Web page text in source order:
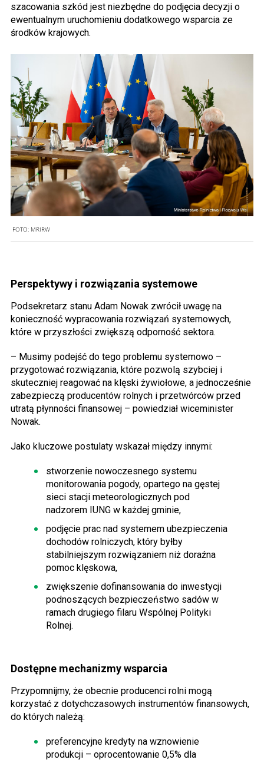
szacowania szkód jest niezbędne do podjęcia decyzji o
ewentualnym uruchomieniu dodatkowego wsparcia ze
środków krajowych.
FOTO: MRIRW
Perspektywy i rozwiązania systemowe
Podsekretarz stanu Adam Nowak zwrócił uwagę na
konieczność wypracowania rozwiązań systemowych,
które w przyszłości zwiększą odporność sektora.
– Musimy podejść do tego problemu systemowo –
przygotować rozwiązania, które pozwolą szybciej i
skuteczniej reagować na klęski żywiołowe, a jednocześnie
zabezpieczą producentów rolnych i przetwórców przed
utratą płynności finansowej – powiedział wiceminister
Nowak.
Jako kluczowe postulaty wskazał między innymi:
stworzenie nowoczesnego systemu
monitorowania pogody, opartego na gęstej
sieci stacji meteorologicznych pod
nadzorem IUNG w każdej gminie,
podjęcie prac nad systemem ubezpieczenia
dochodów rolniczych, który byłby
stabilniejszym rozwiązaniem niż doraźna
pomoc klęskowa,
zwiększenie dofinansowania do inwestycji
podnoszących bezpieczeństwo sadów w
ramach drugiego filaru Wspólnej Polityki
Rolnej.
Dostępne mechanizmy wsparcia
Przypomnijmy, że obecnie producenci rolni mogą
korzystać z dotychczasowych instrumentów finansowych,
do których należą:
preferencyjne kredyty na wznowienie
produkcji – oprocentowanie 0,5% dla